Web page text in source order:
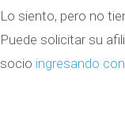
Lo siento, pero no
Puede solicitar su
socio ingresando